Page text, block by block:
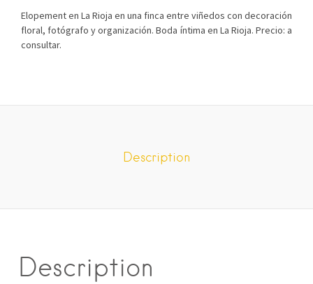
Elopement en La Rioja en una finca entre viñedos con decoración
floral, fotógrafo y organización. Boda íntima en La Rioja. Precio: a
consultar.
Description
Description